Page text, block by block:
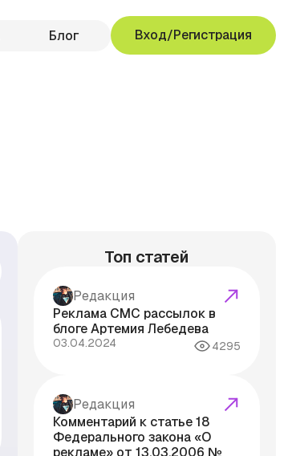
Блог Вход/Регистрация
Топ статей
Редакция
Реклама СМС рассылок в
блоге Артемия Лебедева
03.04.2024 4295
Редакция
Комментарий к статье 18
Федерального закона «О
рекламе» от 13.03.2006 №